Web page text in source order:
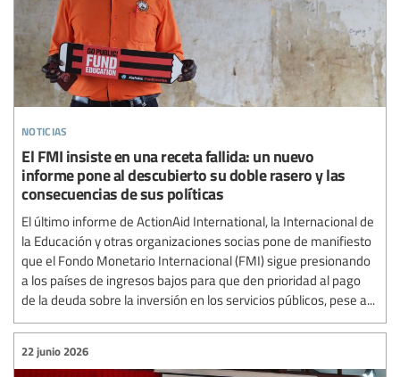
noticias
El FMI insiste en una receta fallida: un nuevo
informe pone al descubierto su doble rasero y las
consecuencias de sus políticas
El último informe de ActionAid International, la Internacional de
la Educación y otras organizaciones socias pone de manifiesto
que el Fondo Monetario Internacional (FMI) sigue presionando
a los países de ingresos bajos para que den prioridad al pago
de la deuda sobre la inversión en los servicios públicos, pese a...
22 junio 2026